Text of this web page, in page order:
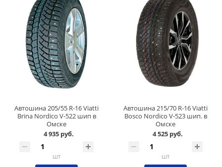
Автошина 205/55 R-16 Viatti
Brina Nordico V-522 шип в
Омске
4 935 руб.
шт
Автошина 215/70 R-16 Viatti
Bosco Nordico V-523 шип. в
Омске
4 525 руб.
шт